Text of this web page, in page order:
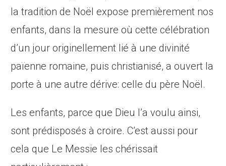
la tradition de Noël expose premièrement nos
enfants, dans la mesure où cette célébration
d’un jour originellement lié à une divinité
païenne romaine, puis christianisé, a ouvert la
porte à une autre dérive: celle du père Noël.
Les enfants, parce que Dieu l’a voulu ainsi,
sont prédisposés à croire. C’est aussi pour
cela que Le Messie les chérissait